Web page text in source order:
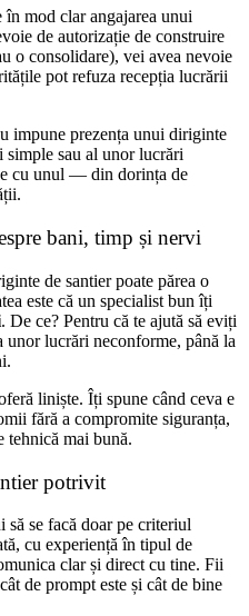
mod clar angajarea unui
de autorizație de construire
o consolidare), vei avea nevoie
pot refuza recepția lucrării
impune prezența unui diriginte
sau al unor lucrări
cu unul — din dorința de
bani, timp și nervi
de santier poate părea o
este că un specialist bun îți
. De ce? Pentru că te ajută să eviți
lucrări neconforme, până la
liniște. Îți spune când ceva e
fără a compromite siguranța,
tehnică mai bună.
potrivit
se facă doar pe criteriul
cu experiență în tipul de
clar și direct cu tine. Fii
de prompt este și cât de bine